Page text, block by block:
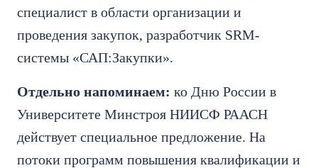
специалист в области организации и
проведения закупок, разработчик SRM-
системы «САП:Закупки».
Отдельно напоминаем: ко Дню России в
Университете Минстроя НИИСФ РААСН
действует специальное предложение. На
потоки программ повышения квалификации и